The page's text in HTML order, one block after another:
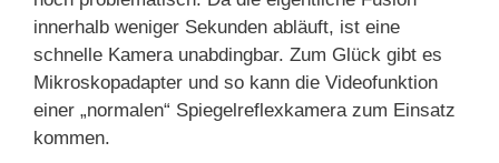
innerhalb weniger Sekunden abläuft, ist eine
schnelle Kamera unabdingbar. Zum Glück gibt es
Mikroskopadapter und so kann die Videofunktion
einer „normalen“ Spiegelreflexkamera zum Einsatz
kommen.